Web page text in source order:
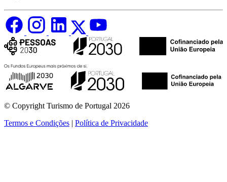
© Copyright Turismo de Portugal 2026
Termos e Condições | Política de Privacidade